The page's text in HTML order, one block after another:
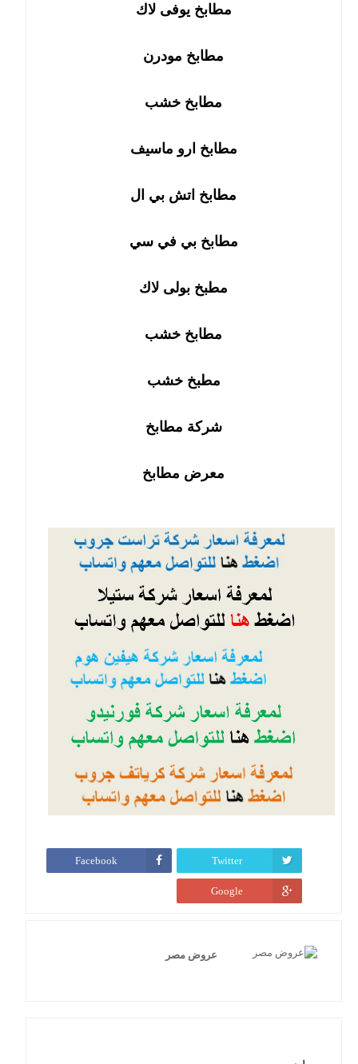
مطابخ يوفى لاك
مطابخ مودرن
مطابخ خشب
مطابخ ارو ماسيف
مطابخ اتش بي ال
مطابخ بي في سي
مطبخ بولى لاك
مطابخ خشب
مطبخ خشب
شركة مطابخ
معرض مطابخ
Twitter
Facebook
Google
عروض مصر